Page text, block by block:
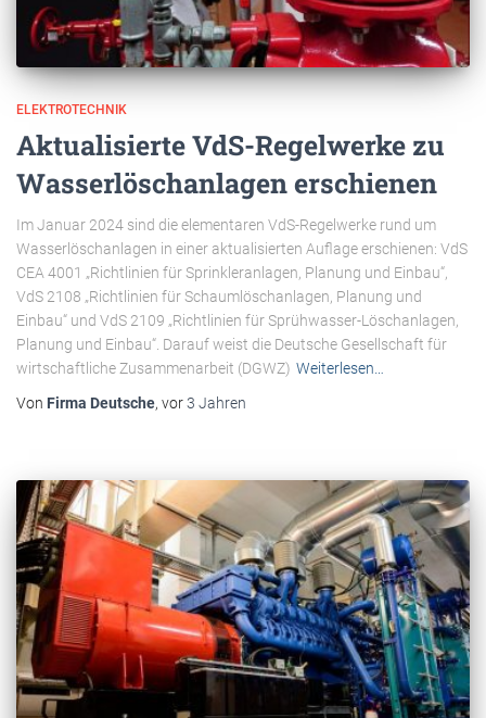
ELEKTROTECHNIK
Aktualisierte VdS-Regelwerke zu
Wasserlöschanlagen erschienen
Im Januar 2024 sind die elementaren VdS-Regelwerke rund um
Wasserlöschanlagen in einer aktualisierten Auflage erschienen: VdS
CEA 4001 „Richtlinien für Sprinkleranlagen, Planung und Einbau“,
VdS 2108 „Richtlinien für Schaumlöschanlagen, Planung und
Einbau“ und VdS 2109 „Richtlinien für Sprühwasser-Löschanlagen,
Planung und Einbau“. Darauf weist die Deutsche Gesellschaft für
wirtschaftliche Zusammenarbeit (DGWZ) Weiterlesen…
Von Firma Deutsche, vor3 Jahren